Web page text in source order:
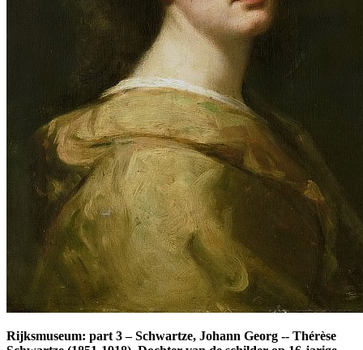
Rijksmuseum: part 3–Schwartze, Johann Georg -- Thérèse